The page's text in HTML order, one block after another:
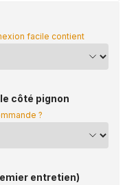
facile contient
côté pignon
?
entretien)